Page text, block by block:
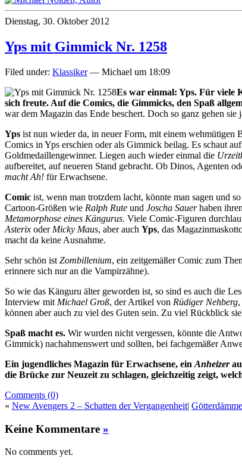
Dienstag, 30. Oktober 2012
Yps mit Gimmick Nr. 1258
Filed under: Klassiker— Michael um 18:09
Es war einmal: Yps. Für viele
sich freute. Auf die Comics, die Gimmicks, den Spaß
war dem Magazin das Ende beschert. Doch so ganz gehen
Yps ist nun wieder da, in neuer Form, mit einem wehmütigen
Comics in Yps erschien oder als Gimmick beilag. Es schaut
Goldmedaillengewinner. Liegen auch wieder einmal die
aufbereitet, auf neueren Stand gebracht. Ob Dinos, Agenten
macht Ah! für Erwachsene.
Comic ist, wenn man trotzdem lacht, könnte man sagen und
Cartoon-Größen wie Ralph Rute und Joscha Sauerhaben
Metamorphose eines Kängurus. Viele Comic-Figuren
Asterix oder Micky Maus, aber auch Yps, das
macht da keine Ausnahme.
Sehr schön ist Zombillenium, ein zeitgemäßer Comic zum
erinnere sich nur an die Vampirzähne).
So wie das Känguru älter geworden ist, so sind es auch die
Interview mit Michael Groß, der Artikel von Rüdiger Nehberg
können aber auch zu viel des Guten sein. Zu viel Rückblick
Spaß macht es. Wir wurden nicht vergessen, könnte die
Gimmick) nachahmenswert und sollten, bei fachgemäßer
Ein jugendliches Magazin für Erwachsene, ein Anheizer
die Brücke zur Neuzeit zu schlagen, gleichzeitig zeigt,
Comments (0)
« New Avengers 2 – Schatten der Vergangenheit|
Keine Kommentare »
No comments yet.